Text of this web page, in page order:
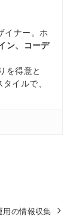
イナー。ホ
ン、コーデ
を得意と
イルで、
用の情報収集